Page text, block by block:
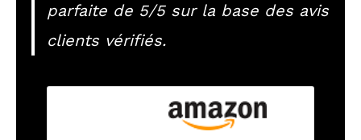
parfaite de 5/5 sur la base des avis
clients vérifiés.